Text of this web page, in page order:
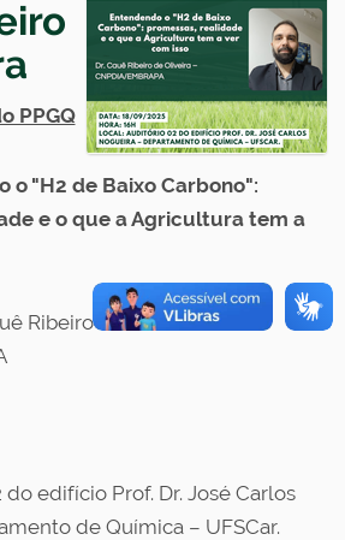
PPGQ
o "H2 de Baixo Carbono":
e o que a Agricultura tem a
Ribeiro de Oliveira –
edifício Prof. Dr. José Carlos
de Química – UFSCar.